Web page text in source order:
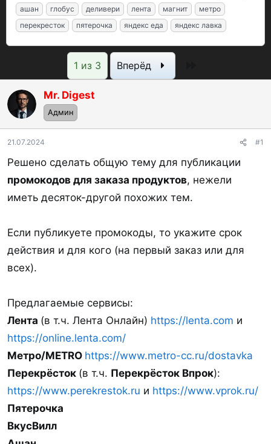
в
т
е
м
ы
а
т
н
а
ч
а
р
о
м
т
е
г
ашан
глобус деливери лента магнит
метро
перекресток
пятерочка яндекс еда яндекс лавка
1 из 3 Вперёд
Mr. Digest
Админ
21.07.2024 #1
Решено сделать общую тему для публикации
промокодов для заказа продуктов, нежели
иметь десяток-другой похожих тем.
Если публикуете промокоды, то укажите срок
действия и для кого (на первый заказ или для
всех).
Предлагаемые сервисы:
Лента (в т.ч. Лента Онлайн) https://lenta.com и
https://online.lenta.com/
Метро/METRO https://www.metro-cc.ru/dostavka
Перекрёсток (в т.ч. Перекрёсток Впрок):
https://www.perekrestok.ru и https://www.vprok.ru/
Пятерочка
ВкусВилл